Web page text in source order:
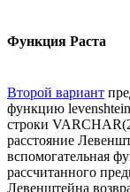
Функция Раста
Второй вариант
функцию
строки
расстояние
вспомогательная
рассчитанного
Левенштейна